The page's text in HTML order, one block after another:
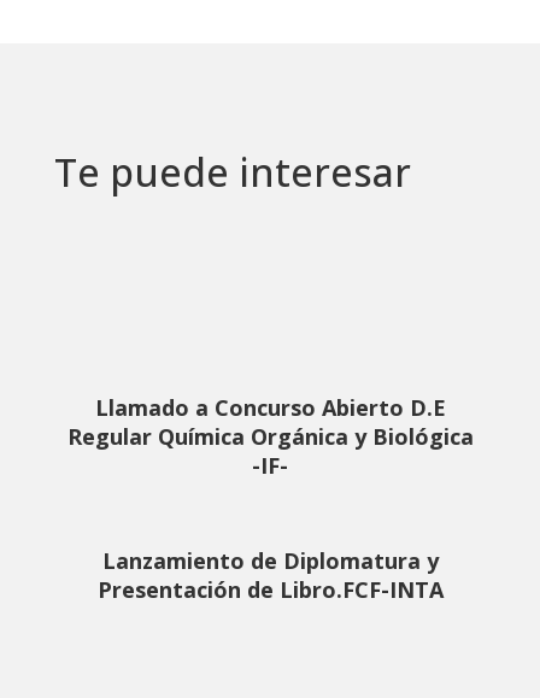
Te puede interesar
Llamado a Concurso Abierto D.E
Regular Química Orgánica y Biológica
-IF-
Lanzamiento de Diplomatura y
Presentación de Libro.FCF-INTA